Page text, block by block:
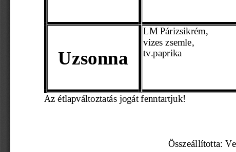
Uzsonna
LM Párizsikrém,
vizes zsemle,
tv.paprika
Az étlapváltoztatás jogát fenntartjuk!